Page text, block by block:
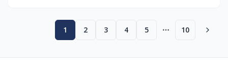
1 2 3 4 5
More pages
10